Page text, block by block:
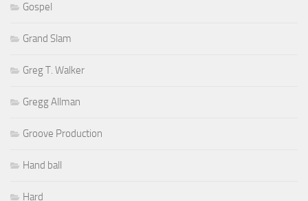
Gospel
Grand Slam
Greg T. Walker
Gregg Allman
Groove Production
Hand ball
Hard